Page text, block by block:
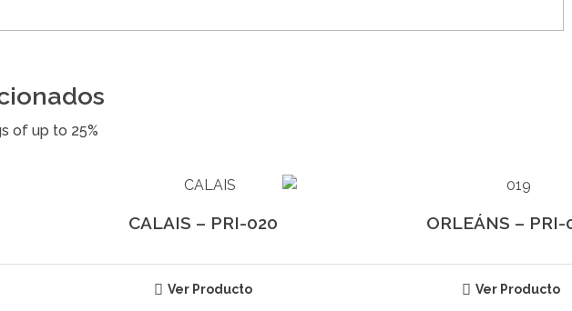
CALAIS – PRI-020
Ver Producto
ORLEÁNS – PRI-
Ver Producto